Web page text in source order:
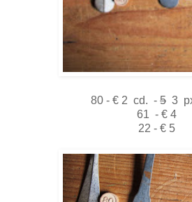
80 - € 2 cd. - 5 3
61 - € 4
22 - € 5